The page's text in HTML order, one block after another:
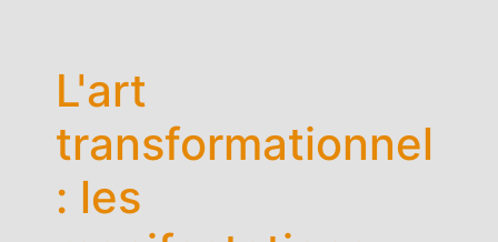
L'art
transformationnel
: les